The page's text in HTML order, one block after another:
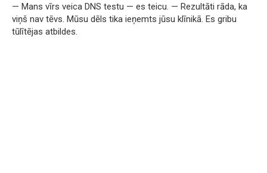
— Mans vīrs veica DNS testu — es teicu. — Rezultāti rāda, ka
viņš nav tēvs. Mūsu dēls tika ieņemts jūsu klīnikā. Es gribu
tūlītējas atbildes.